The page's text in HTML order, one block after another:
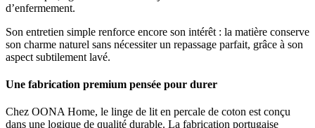
d’enfermement.
Son entretien simple renforce encore son intérêt : la matière conserve
son charme naturel sans nécessiter un repassage parfait, grâce à son
aspect subtilement lavé.
Une fabrication premium pensée pour durer
Chez OONA Home, le linge de lit en percale de coton est conçu
dans une logique de qualité durable. La fabrication portugaise